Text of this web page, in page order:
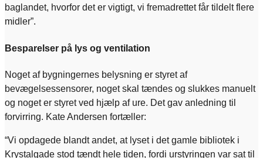
baglandet, hvorfor det er vigtigt, vi fremadrettet får tildelt flere
midler”.
Besparelser på lys og ventilation
Noget af bygningernes belysning er styret af
bevægelsessensorer, noget skal tændes og slukkes manuelt
og noget er styret ved hjælp af ure. Det gav anledning til
forvirring. Kate Andersen fortæller:
“Vi opdagede blandt andet, at lyset i det gamle bibliotek i
Krystalgade stod tændt hele tiden, fordi urstyringen var sat til